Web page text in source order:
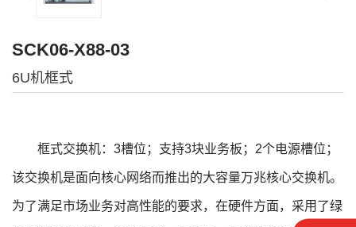
SCK06-X88-03
6U机框式
框式交换机：3槽位；支持3块业务板；2个电源槽位；
该交换机是面向核心网络而推出的大容量万兆核心交换机。
为了满足市场业务对高性能的要求，在硬件方面，采用了绿